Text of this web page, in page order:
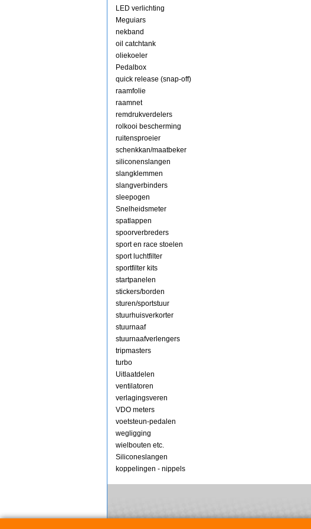
LED verlichting
Meguiars
nekband
oil catchtank
oliekoeler
Pedalbox
quick release (snap-off)
raamfolie
raamnet
remdrukverdelers
rolkooi bescherming
ruitensproeier
schenkkan/maatbeker
siliconenslangen
slangklemmen
slangverbinders
sleepogen
Snelheidsmeter
spatlappen
spoorverbreders
sport en race stoelen
sport luchtfilter
sportfilter kits
startpanelen
stickers/borden
sturen/sportstuur
stuurhuisverkorter
stuurnaaf
stuurnaafverlengers
tripmasters
turbo
Uitlaatdelen
ventilatoren
verlagingsveren
VDO meters
voetsteun-pedalen
wegligging
wielbouten etc.
Siliconeslangen
koppelingen - nippels